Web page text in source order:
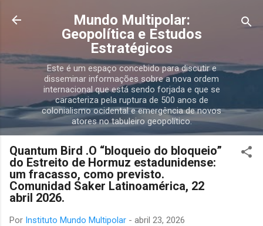
Pular para o conteúdo principal
Mundo Multipolar:
Geopolítica e Estudos
Estratégicos
Este é um espaço concebido para discutir e
disseminar informações sobre a nova ordem
internacional que está sendo forjada e que se
caracteriza pela ruptura de 500 anos de
colonialismo ocidental e emergência de novos
atores no tabuleiro geopolítico.
Quantum Bird .O “bloqueio do bloqueio”
do Estreito de Hormuz estadunidense:
um fracasso, como previsto.
Comunidad Saker Latinoamérica, 22
abril 2026.
Por Instituto Mundo Multipolar - abril 23, 2026